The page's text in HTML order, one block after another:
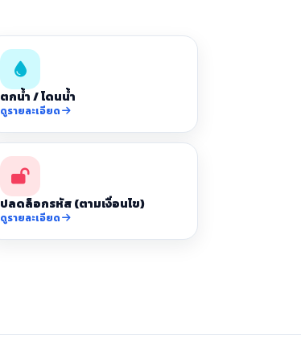
ตกน้ำ / โดนน้ำ
ดูรายละเอียด
ปลดล็อกรหัส (ตามเงื่อนไข)
ดูรายละเอียด